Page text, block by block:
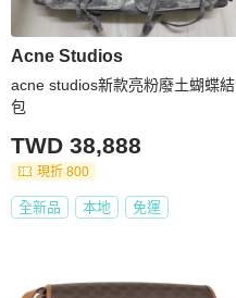
Acne Studios
acne studios新款亮粉廢土蝴蝶結
包
TWD 38,888
現折 800
全新品 本地 免運